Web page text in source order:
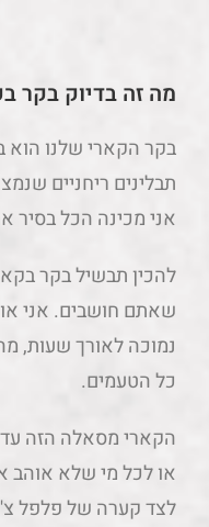
מה זה בדיוק בקר
בקר הקארי שלנו
תבלינים ריחניים
אני מכינה הכל בסיר
להכין תבשיל בקר
שאתם חושבים. אני
נמוכה לאורך
כל הטעמים.
הקארי מסאלה הזה
או לכל מי שלא אוהב
לצד קערה של פלפל